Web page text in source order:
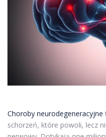
Choroby neurodegeneracyjne
schorzeń, które powoli, lecz